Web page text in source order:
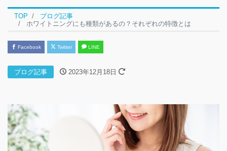
TOP
ブログ記事
ホワイトニングにも種類があるの？それぞれの特徴とは
Facebook Twitter LINE
ブログ記事 2023年12月18日